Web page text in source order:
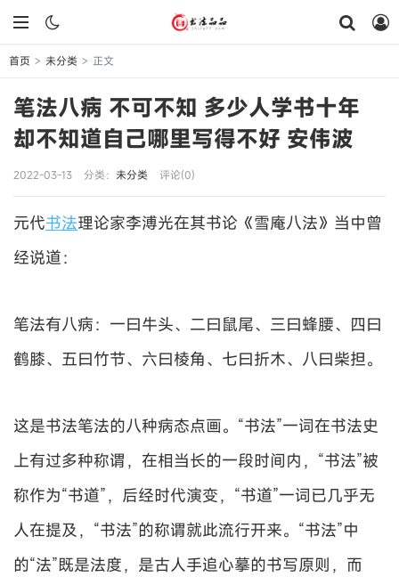
首页 > 未分类 > 正文
笔法八病 不可不知 多少人学书十年
却不知道自己哪里写得不好 安伟波
2022-03-13 分类： 未分类 评论(0)
元代书法理论家李溥光在其书论《雪庵八法》当中曾
经说道：
笔法有八病：一曰牛头、二曰鼠尾、三曰蜂腰、四曰
鹤膝、五曰竹节、六曰棱角、七曰折木、八曰柴担。
这是书法笔法的八种病态点画。“书法”一词在书法史
上有过多种称谓，在相当长的一段时间内，“书法”被
称作为“书道”，后经时代演变，“书道”一词已几乎无
人在提及，“书法”的称谓就此流行开来。“书法”中
的“法”既是法度，是古人手追心摹的书写原则，而